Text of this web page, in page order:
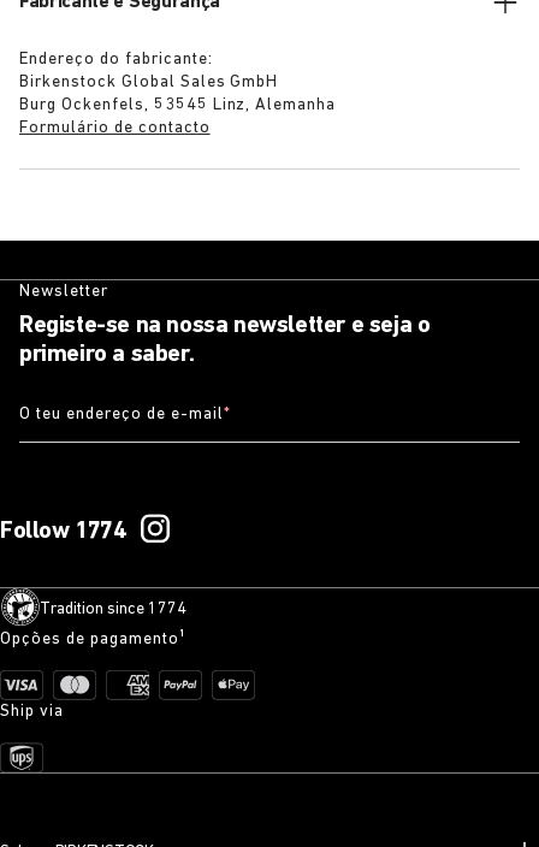
Endereço do fabricante:
Birkenstock Global Sales GmbH
Burg Ockenfels, 53545 Linz, Alemanha
Formulário de contacto
Newsletter
Registe-se na nossa newsletter e seja o
primeiro a saber.
O teu endereço de e-mail*
Follow 1774
Tradition since 1774
Opções de pagamento¹
Ship via